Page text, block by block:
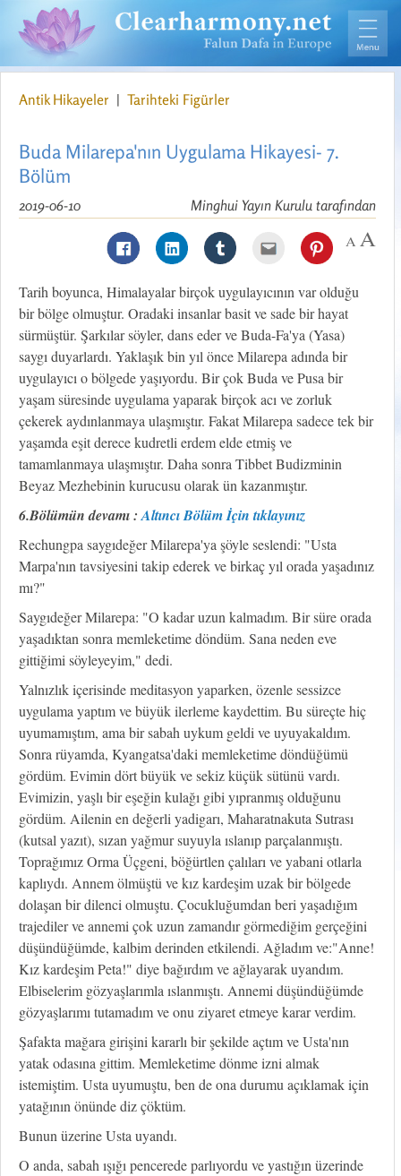
Antik Hikayeler | Tarihteki Figürler
Buda Milarepa'nın Uygulama Hikayesi- 7.
Bölüm
Minghui Yayın Kurulu tarafından
2019-06-10
Tarih boyunca, Himalayalar birçok uygulayıcının var olduğu
bir bölge olmuştur. Oradaki insanlar basit ve sade bir hayat
sürmüştür. Şarkılar söyler, dans eder ve Buda-Fa'ya (Yasa)
saygı duyarlardı. Yaklaşık bin yıl önce Milarepa adında bir
uygulayıcı o bölgede yaşıyordu. Bir çok Buda ve Pusa bir
yaşam süresinde uygulama yaparak birçok acı ve zorluk
çekerek aydınlanmaya ulaşmıştır. Fakat Milarepa sadece tek bir
yaşamda eşit derece kudretli erdem elde etmiş ve
tamamlanmaya ulaşmıştır. Daha sonra Tibbet Budizminin
Beyaz Mezhebinin kurucusu olarak ün kazanmıştır.
6.Bölümün devamı :Altıncı Bölüm İçin tıklayınız
Rechungpa saygıdeğer Milarepa'ya şöyle seslendi: "Usta
Marpa'nın tavsiyesini takip ederek ve birkaç yıl orada yaşadınız
mı?"
Saygıdeğer Milarepa: "O kadar uzun kalmadım. Bir süre orada
yaşadıktan sonra memleketime döndüm. Sana neden eve
gittiğimi söyleyeyim," dedi.
Yalnızlık içerisinde meditasyon yaparken, özenle sessizce
uygulama yaptım ve büyük ilerleme kaydettim. Bu süreçte hiç
uyumamıştım, ama bir sabah uykum geldi ve uyuyakaldım.
Sonra rüyamda, Kyangatsa'daki memleketime döndüğümü
gördüm. Evimin dört büyük ve sekiz küçük sütünü vardı.
Evimizin, yaşlı bir eşeğin kulağı gibi yıpranmış olduğunu
gördüm. Ailenin en değerli yadigarı, Maharatnakuta Sutrası
(kutsal yazıt), sızan yağmur suyuyla ıslanıp parçalanmıştı.
Toprağımız Orma Üçgeni, böğürtlen çalıları ve yabani otlarla
kaplıydı. Annem ölmüştü ve kız kardeşim uzak bir bölgede
dolaşan bir dilenci olmuştu. Çocukluğumdan beri yaşadığım
trajediler ve annemi çok uzun zamandır görmediğim gerçeğini
düşündüğümde, kalbim derinden etkilendi. Ağladım ve:"Anne!
Kız kardeşim Peta!" diye bağırdım ve ağlayarak uyandım.
Elbiselerim gözyaşlarımla ıslanmıştı. Annemi düşündüğümde
gözyaşlarımı tutamadım ve onu ziyaret etmeye karar verdim.
Şafakta mağara girişini kararlı bir şekilde açtım ve Usta'nın
yatak odasına gittim. Memleketime dönme izni almak
istemiştim. Usta uyumuştu, ben de ona durumu açıklamak için
yatağının önünde diz çöktüm.
Bunun üzerine Usta uyandı.
O anda, sabah ışığı pencerede parlıyordu ve yastığın üzerinde